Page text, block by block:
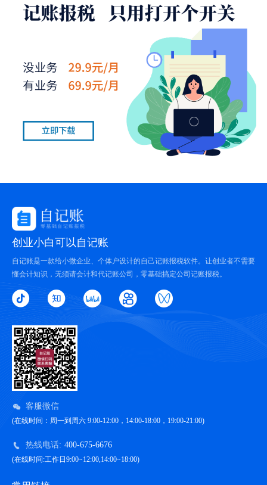
创业小白可以自记账
自记账是一款给小微企业、个体户设计的自己记账报税软件。让创业者不需要
懂会计知识，无须请会计和代记账公司，零基础搞定公司记账报税。
客服微信
(在线时间：周一到周六 9:00-12:00，14:00-18:00，19:00-21:00)
热线电话: 400-675-6676
(在线时间:工作日9:00~12:00,14:00~18:00)